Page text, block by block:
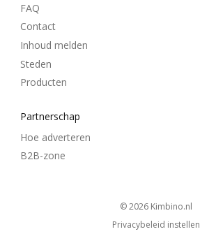
FAQ
Contact
Inhoud melden
Steden
Producten
Partnerschap
Hoe adverteren
B2B-zone
© 2026
kimbino.nl
Privacybeleid instellen